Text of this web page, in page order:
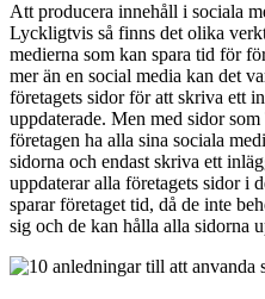
Att producera innehåll i sociala
Lyckligtvis så finns det olika
medierna som kan spara tid för
mer än en social media kan det
företagets sidor för att skriva ett
uppdaterade. Men med sidor
företagen ha alla sina sociala
sidorna och endast skriva ett
uppdaterar alla företagets sidor i
sparar företaget tid, då de inte
sig och de kan hålla alla sidorna